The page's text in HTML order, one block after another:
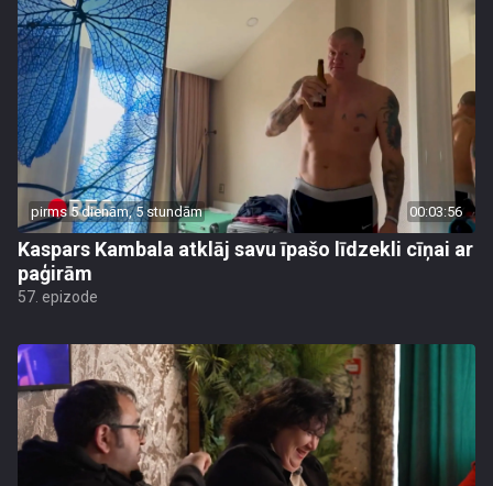
pirms 5 dienām, 5 stundām 00:03:56
Kaspars Kambala atklāj savu īpašo līdzekli cīņai ar
paģirām
57. epizode